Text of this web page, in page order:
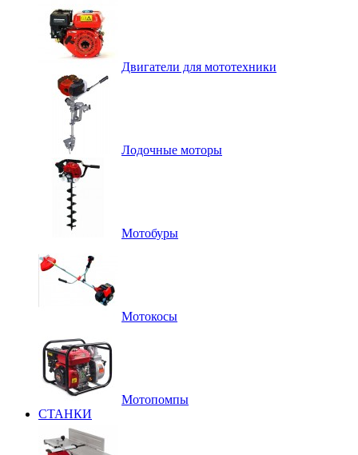
Двигатели для мототехники
Лодочные моторы
Мотобуры
Мотокосы
Мотопомпы
СТАНКИ